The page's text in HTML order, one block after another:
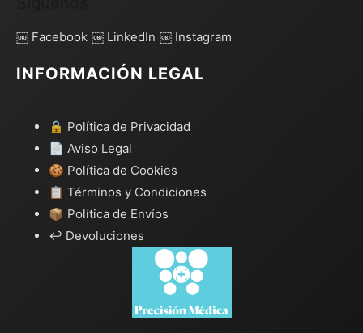
￼ Facebook ￼ LinkedIn ￼ Instagram
INFORMACIÓN LEGAL
🔒 Política de Privacidad
📄 Aviso Legal
🍪 Política de Cookies
📋 Términos y Condiciones
📦 Política de Envíos
↩️ Devoluciones